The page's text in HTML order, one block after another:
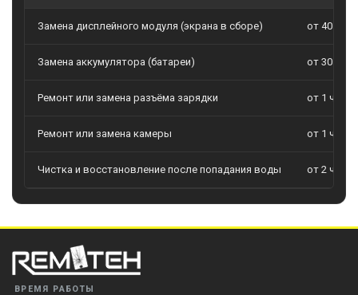
Замена дисплейного модуля (экрана в сборе) от 40
Замена аккумулятора (батареи) от 30
Ремонт или замена разъёма зарядки от 1 часа
Ремонт или замена камеры от 1 часа
Чистка и восстановление после попадания воды от 2 часов
ВРЕМЯ РАБОТЫ